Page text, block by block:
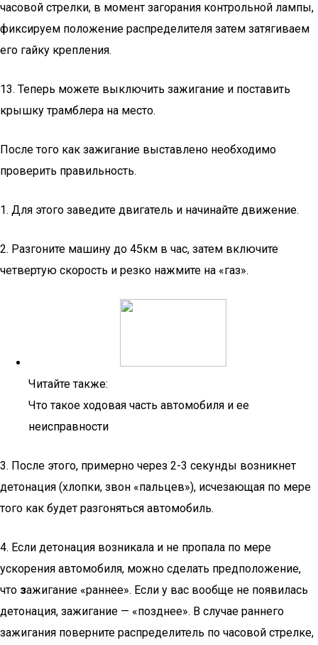
часовой стрелки, в момент загорания контрольной лампы,
фиксируем положение распределителя затем затягиваем
его гайку крепления.
13. Теперь можете выключить зажигание и поставить
крышку трамблера на место.
После того как зажигание выставлено необходимо
проверить правильность.
1. Для этого заведите двигатель и начинайте движение.
2. Разгоните машину до 45км в час, затем включите
четвертую скорость и резко нажмите на «газ».
Читайте также:
Что такое ходовая часть автомобиля и ее
неисправности
3. После этого, примерно через 2-3 секунды возникнет
детонация (хлопки, звон «пальцев»), исчезающая по мере
того как будет разгоняться автомобиль.
4. Если детонация возникала и не пропала по мере
ускорения автомобиля, можно сделать предположение,
что зажигание «раннее». Если у вас вообще не появилась
детонация, зажигание — «позднее». В случае раннего
зажигания поверните распределитель по часовой стрелке,